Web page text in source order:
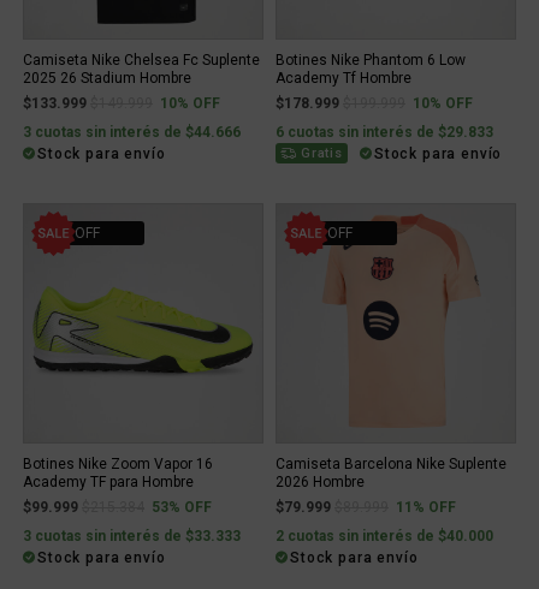
Camiseta Nike Chelsea Fc Suplente
2025 26 Stadium Hombre
$133.999
Price reduced from
to10% OFF
3 cuotas sin interés de $44.666
Stock para envío
Botines Nike Phantom 6 Low
Academy Tf Hombre
$178.999
Price reduced from
to10% OFF
6 cuotas sin interés de $29.833
Gratis Stock para envío
53% OFF
Botines Nike Zoom Vapor 16
Academy TF para Hombre
$99.999
Price reduced from
to53% OFF
3 cuotas sin interés de $33.333
Stock para envío
11% OFF
Camiseta Barcelona Nike Suplente
2026 Hombre
$79.999
Price reduced from
to11% OFF
2 cuotas sin interés de $40.000
Stock para envío